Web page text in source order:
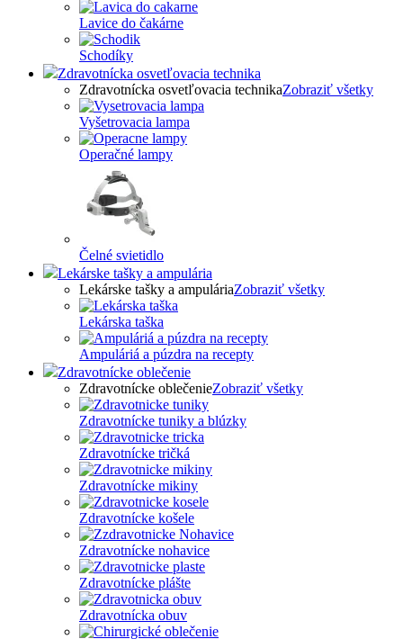
Lavice do čakárne
Schodíky
Zdravotnícka osvetľovacia technika
Zdravotnícka osvetľovacia technikaZobraziť všetky
Vyšetrovacia lampa
Operačné lampy
Čelné svietidlo
Lekárske tašky a ampulária
Lekárske tašky a ampuláriaZobraziť všetky
Lekárska taška
Ampuláriá a púzdra na recepty
Zdravotnícke oblečenie
Zdravotnícke oblečenieZobraziť všetky
Zdravotnícke tuniky a blúzky
Zdravotnícke tričká
Zdravotnícke mikiny
Zdravotnícke košele
Zdravotnícke nohavice
Zdravotnícke plášte
Zdravotnícka obuv